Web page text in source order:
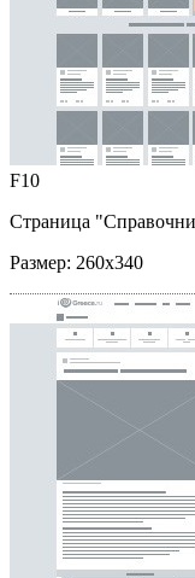
F10
Страница
Размер: 260x340